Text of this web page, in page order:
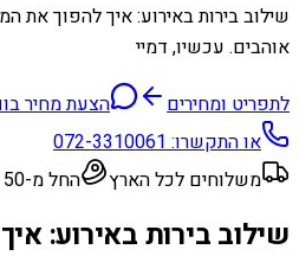
שילוב בירות באירוע: איך להפוך
אוהבים. עכשיו, דמיי
לתפריט ומחירים
הצעת מחיר
או התקשרו:072-3310061
משלוחים לכל הארץ
החל מ-50 ש״ח למנה
שילוב בירות באירוע: